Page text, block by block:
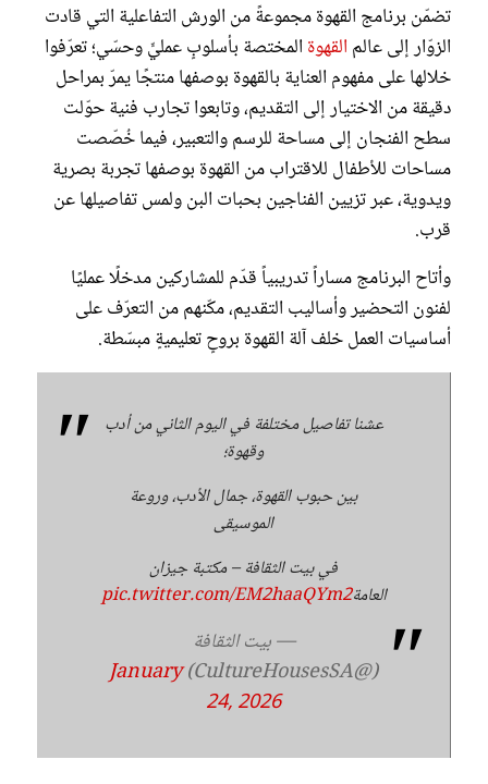
تضمّن برنامج القهوة مجموعةً من الورش التفاعلية التي قادت
الزوّار إلى عالم القهوة المختصة بأسلوبٍ عمليٍّ وحسّي؛ تعرّفوا
خلالها على مفهوم العناية بالقهوة بوصفها منتجًا يمرّ بمراحل
دقيقة من الاختيار إلى التقديم، وتابعوا تجارب فنية حوّلت
سطح الفنجان إلى مساحة للرسم والتعبير، فيما خُصّصت
مساحات للأطفال للاقتراب من القهوة بوصفها تجربة بصرية
ويدوية، عبر تزيين الفناجين بحبات البن ولمس تفاصيلها عن
قرب.
وأتاح البرنامج مساراً تدريبياً قدّم للمشاركين مدخلًا عمليًا
لفنون التحضير وأساليب التقديم، مكّنهم من التعرّف على
أساسيات العمل خلف آلة القهوة بروحٍ تعليميةٍ مبسّطة.
عشنا تفاصيل مختلفة في اليوم الثاني من أدب
وقهوة؛
بين حبوب القهوة، جمال الأدب، وروعة
الموسيقى
في بيت الثقافة – مكتبة جيزان
العامةpic.twitter.com/EM2haaQYm2
— بيت الثقافة
(@CultureHousesSA)
January
24, 2026